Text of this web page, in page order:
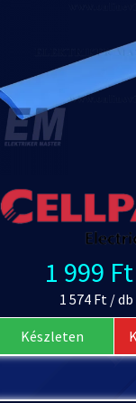
1 999
1 574 Ft / db
Készleten